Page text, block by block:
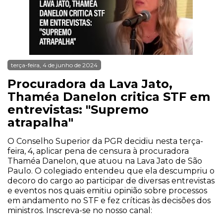
terça-feira, 4 de junho de 2024
Procuradora da Lava Jato,
Thaméa Danelon critica STF em
entrevistas: "Supremo
atrapalha"
O Conselho Superior da PGR decidiu nesta terça-
feira, 4, aplicar pena de censura à procuradora
Thaméa Danelon, que atuou na Lava Jato de São
Paulo. O colegiado entendeu que ela descumpriu o
decoro do cargo ao participar de diversas entrevistas
e eventos nos quais emitiu opinião sobre processos
em andamento no STF e fez críticas às decisões dos
ministros. Inscreva-se no nosso canal: